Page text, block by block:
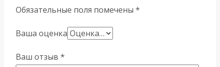
Обязательные поля помечены *
Ваша оценка
Ваш отзыв *